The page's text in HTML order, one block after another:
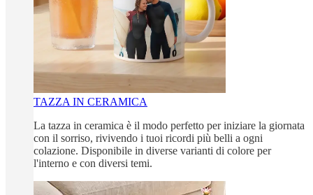
TAZZA IN CERAMICA
La tazza in ceramica è il modo perfetto per iniziare la giornata
con il sorriso, rivivendo i tuoi ricordi più belli a ogni
colazione. Disponibile in diverse varianti di colore per
l'interno e con diversi temi.